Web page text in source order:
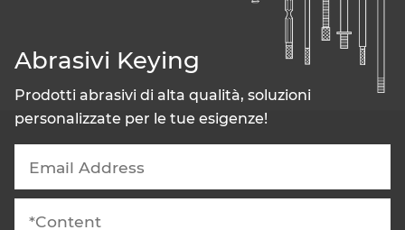
Abrasivi Keying
Prodotti abrasivi di alta qualità, soluzioni
personalizzate per le tue esigenze!